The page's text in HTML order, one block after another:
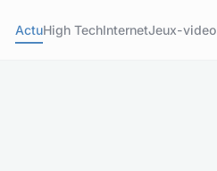
ActuHigh TechInternetJeux-video